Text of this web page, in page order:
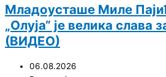
Младоусташе Миле
„Олуја“ је велика слава
(ВИДЕО)
06.08.2026